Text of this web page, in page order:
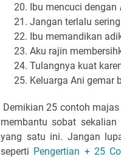
Ibu mencuci dengan
Jangan terlalu
Ibu memandikan
Aku rajin
Tulangnya kuat
Keluarga Ani gemar
Demikian 25 contoh
membantu sobat
yang satu ini. Jangan
seperti Pengertian + 25